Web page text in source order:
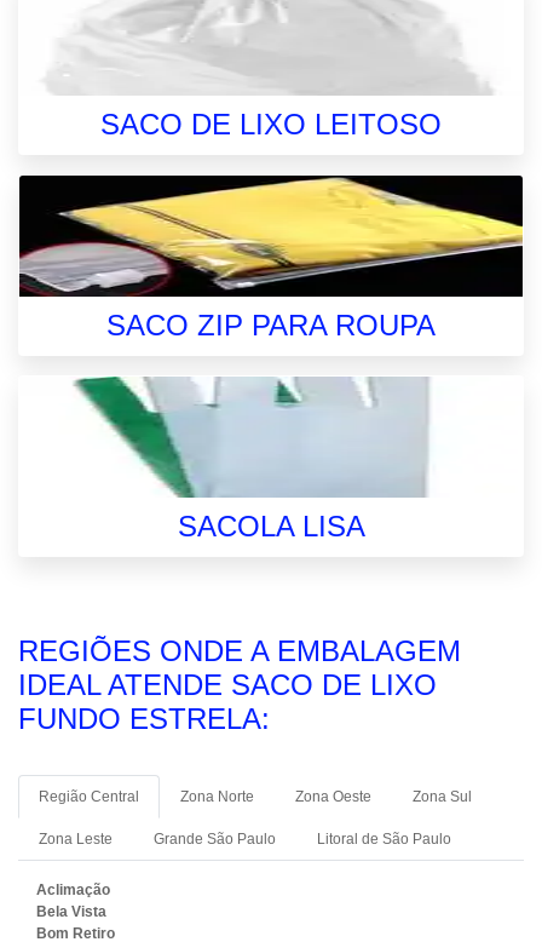
SACO DE LIXO LEITOSO
SACO ZIP PARA ROUPA
SACOLA LISA
REGIÕES ONDE A EMBALAGEM
IDEAL ATENDE SACO DE LIXO
FUNDO ESTRELA:
Região Central Zona Norte Zona Oeste Zona Sul
Zona Leste Grande São Paulo Litoral de São Paulo
Aclimação
Bela Vista
Bom Retiro